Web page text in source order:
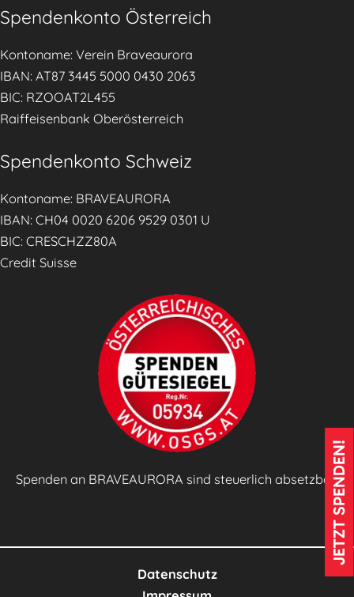
JETZT SPENDEN!
Spendenkonto Österreich
Kontoname: Verein Braveaurora
IBAN: AT87 3445 5000 0430 2063
BIC: RZOOAT2L455
Raiffeisenbank Oberösterreich
Spendenkonto Schweiz
Kontoname: BRAVEAURORA
IBAN: CH04 0020 6206 9529 0301 U
BIC: CRESCHZZ80A
Credit Suisse
Spenden an BRAVEAURORA sind steuerlich absetzbar!
Datenschutz